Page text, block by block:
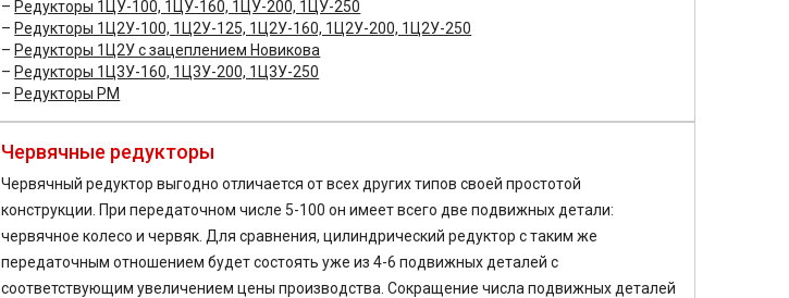
Редукторы 1ЦУ-100, 1ЦУ-160, 1ЦУ-200, 1ЦУ-250
Редукторы 1Ц2У-100, 1Ц2У-125, 1Ц2У-160, 1Ц2У-200, 1Ц2У-250
Редукторы 1Ц2У с зацеплением Новикова
Редукторы 1Ц3У-160, 1Ц3У-200, 1Ц3У-250
Редукторы РМ
Червячные редукторы
Червячный редуктор выгодно отличается от всех других типов своей простотой
конструкции. При передаточном числе 5-100 он имеет всего две подвижных детали:
червячное колесо и червяк. Для сравнения, цилиндрический редуктор с таким же
передаточным отношением будет состоять уже из 4-6 подвижных деталей с
соответствующим увеличением цены производства. Сокращение числа подвижных деталей